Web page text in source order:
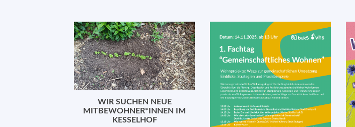
WIR SUCHEN NEUE
MITBEWOHNER*INNEN IM
KESSELHOF
Zurück